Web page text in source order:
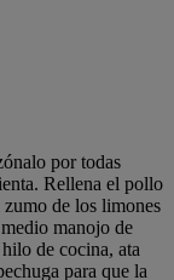
por todas
Rellena el pollo
de los limones
manojo de
de cocina, ata
para que la